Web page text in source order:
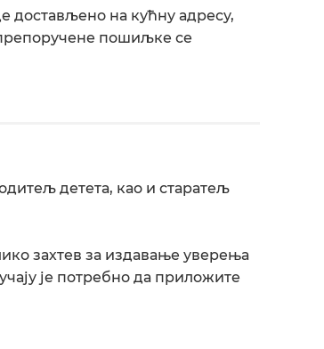
достављено на кућну адресу,
пошиљке се
детета, као и старатељ
захтев за издавање уверења
је потребно да приложите